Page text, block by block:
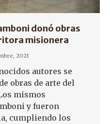
donó obras
misionera
2021
autores se
obras de arte del
mismos
y fueron
cumpliendo los